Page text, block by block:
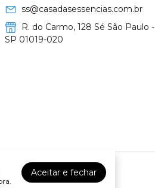
Aceitar e fechar
ss@casadasessencias.com.br
R. do Carmo, 128 Sé São Paulo -
SP 01019-020